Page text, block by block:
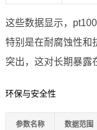
这些数据显示，
特别是在耐腐蚀性和
突出，这对长期暴露
环保与安全性
参数名称 数据范围